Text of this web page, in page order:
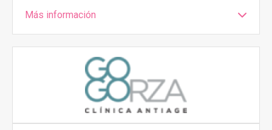
Más información